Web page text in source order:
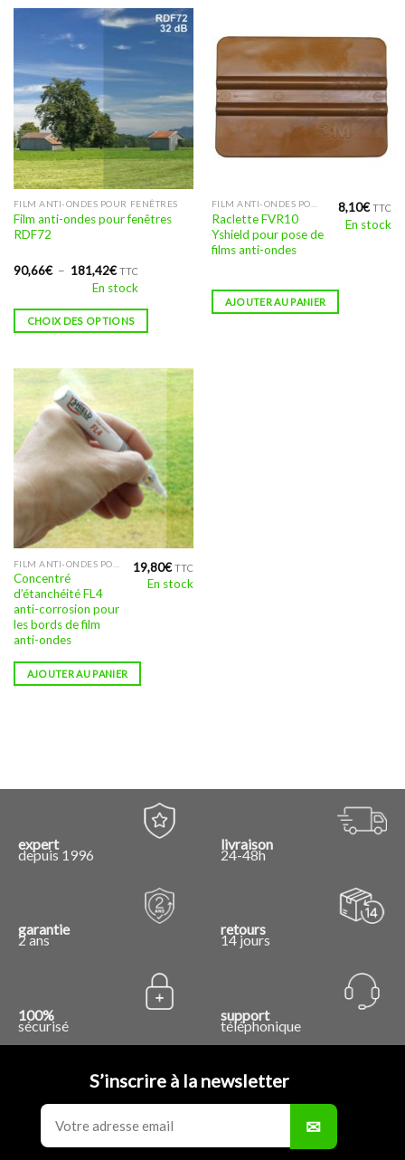
FILM ANTI-ONDES POUR FENÊTRES
Film anti-ondes pour fenêtres
RDF72
90,66€ – 181,42€Plage
de
prix :
90,66€
à
181,42€
TTC
En stock
CHOIX DES OPTIONS
Ce
produit
a
plusieurs
variations.
options
choisies
page
du
produit
Raclette FVR10
Yshield pour pose de
films anti-ondes
8,10€ TTC
En stock
AJOUTER AU PANIER
Concentré
d’étanchéité FL4
anti-corrosion pour
les bords de film
anti-ondes
19,80€ TTC
En stock
AJOUTER AU PANIER
expert
depuis 1996
livraison
24-48h
garantie
2 ans
retours
14 jours
100%
sécurisé
support
téléphonique
S’inscrire à la newsletter